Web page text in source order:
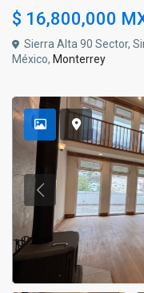
$ 16,800,000
Sierra Alta 90 Sector,
México, Monterrey